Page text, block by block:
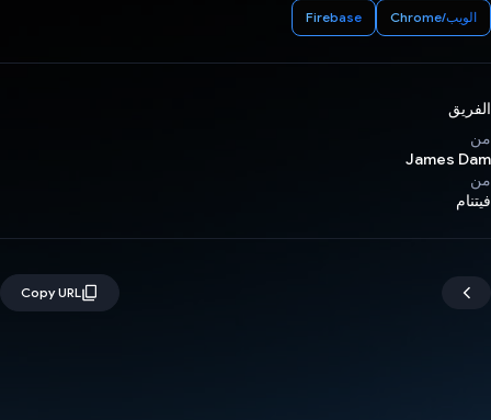
الويب/Chrome Firebase
الفريق
من
James Dam
من
فيتنام